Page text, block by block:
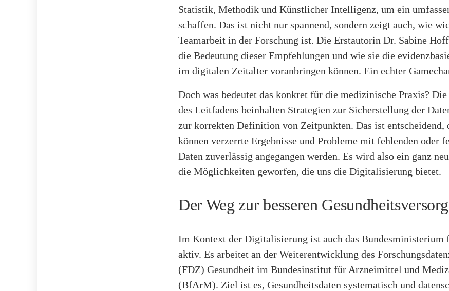
Statistik, Methodik und Künstlicher Intelligenz, um ein
schaffen. Das ist nicht nur spannend, sondern zeigt auch, wie
Teamarbeit in der Forschung ist. Die Erstautorin Dr. Sabine
die Bedeutung dieser Empfehlungen und wie sie die
im digitalen Zeitalter voranbringen können. Ein echter
Doch was bedeutet das konkret für die medizinische Praxis?
des Leitfadens beinhalten Strategien zur Sicherstellung der
zur korrekten Definition von Zeitpunkten. Das ist entscheidend,
können verzerrte Ergebnisse und Probleme mit fehlenden oder
Daten zuverlässig angegangen werden. Es wird also ein ganz
die Möglichkeiten geworfen, die uns die Digitalisierung bietet.
Der Weg zur besseren
Im Kontext der Digitalisierung ist auch das Bundesministerium
aktiv. Es arbeitet an der Weiterentwicklung des
(FDZ) Gesundheit im Bundesinstitut für Arzneimittel und
(BfArM). Ziel ist es, Gesundheitsdaten systematisch und